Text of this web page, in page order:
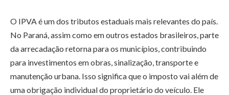
O IPVA é um dos tributos estaduais mais relevantes do país.
No Paraná, assim como em outros estados brasileiros, parte
da arrecadação retorna para os municípios, contribuindo
para investimentos em obras, sinalização, transporte e
manutenção urbana. Isso significa que o imposto vai além de
uma obrigação individual do proprietário do veículo. Ele